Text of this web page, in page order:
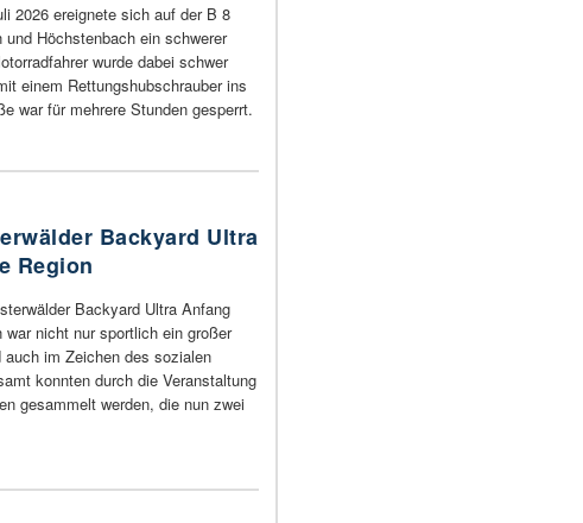
2026 ereignete sich auf der B 8
Höchstenbach ein schwerer
wurde dabei schwer
einem Rettungshubschrauber ins
war für mehrere Stunden gesperrt.
Backyard Ultra
Region
Backyard Ultra Anfang
nicht nur sportlich ein großer
im Zeichen des sozialen
konnten durch die Veranstaltung
gesammelt werden, die nun zwei